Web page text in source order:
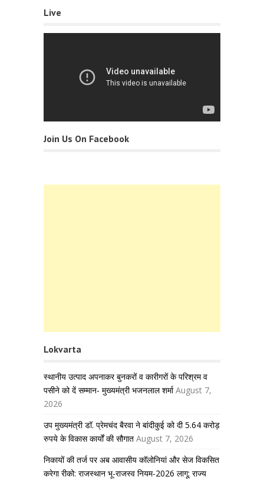
Live
Join Us On Facebook
Lokvarta
स्थानीय उत्पाद अपनाकर बुनकरों व कारीगरों के परिश्रम व
पसीने को दें सम्मान- मुख्यमंत्री भजनलाल शर्मा August 7,
2026
उप मुख्यमंत्री डॉ. प्रेमचंद बैरवा ने बांदीकुई को दी 5.64 करोड़
रुपये के विकास कार्यों की सौगात August 7, 2026
निकायों की तर्ज पर अब आवासीय कॉलोनियां और सेज विकसित
करेगा रीको: राजस्थान भू-राजस्व नियम-2026 लागू; राज्य